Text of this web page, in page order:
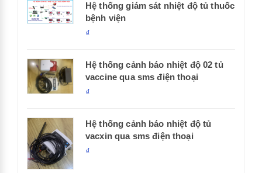
Hệ thống giám sát nhiệt độ tủ thuốc
bệnh viện
₫
Hệ thống cảnh báo nhiệt độ 02 tủ
vaccine qua sms điện thoại
₫
Hệ thống cảnh báo nhiệt độ tủ
vacxin qua sms điện thoại
₫